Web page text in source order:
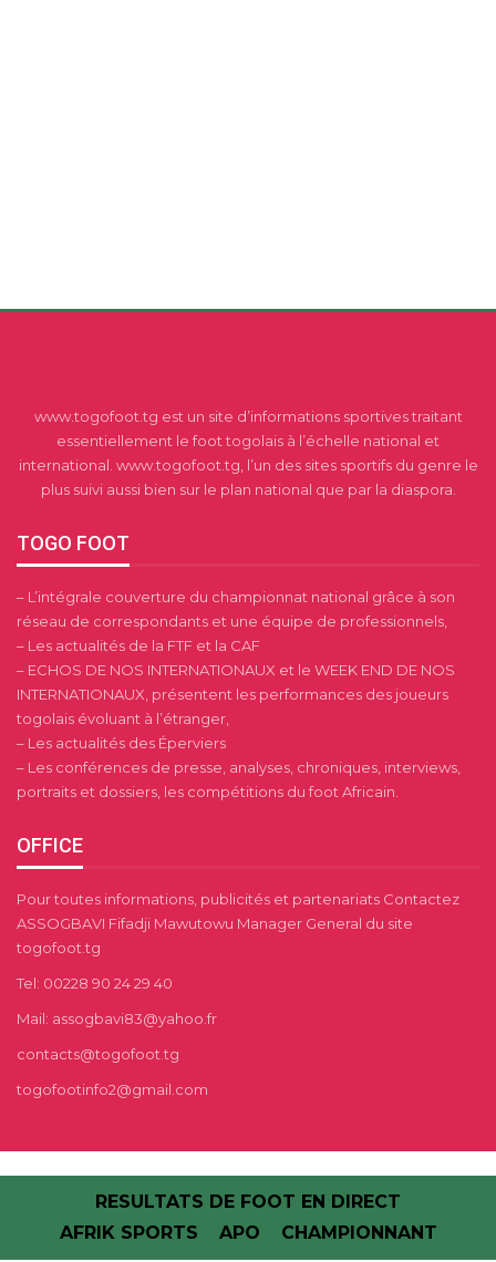
www.togofoot.tg est un site d’informations sportives traitant
essentiellement le foot togolais à l’échelle national et
international. www.togofoot.tg, l’un des sites sportifs du genre le
plus suivi aussi bien sur le plan national que par la diaspora.
TOGO FOOT
– L’intégrale couverture du championnat national grâce à son
réseau de correspondants et une équipe de professionnels,
– Les actualités de la FTF et la CAF
– ECHOS DE NOS INTERNATIONAUX et le WEEK END DE NOS
INTERNATIONAUX, présentent les performances des joueurs
togolais évoluant à l’étranger,
– Les actualités des Éperviers
– Les conférences de presse, analyses, chroniques, interviews,
portraits et dossiers, les compétitions du foot Africain.
OFFICE
Pour toutes informations, publicités et partenariats Contactez
ASSOGBAVI Fifadji Mawutowu Manager General du site
togofoot.tg
Tel: 00228 90 24 29 40
Mail: assogbavi83@yahoo.fr
contacts@togofoot.tg
togofootinfo2@gmail.com
RESULTATS DE FOOT EN DIRECT
AFRIK SPORTS
APO CHAMPIONNANT